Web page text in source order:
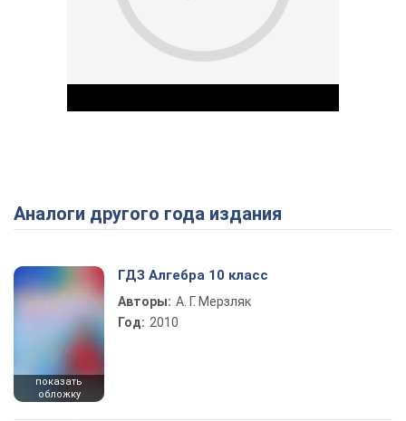
Play Video
Аналоги другого года издания
показать
обложку
ГДЗ Алгебра 10 класс
Авторы: А. Г. Мерзляк
Год: 2010